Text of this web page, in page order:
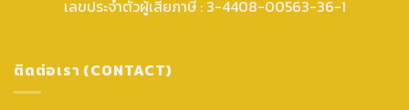
เลขประจำตัวผู้เสียภาษี : 3-4408-00563-36-1
ติดต่อเรา (CONTACT)